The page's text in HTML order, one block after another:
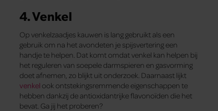
4. Venkel
Op venkelzaadjes kauwen is lang gebruikt als een
gebruik om na het avondeten je spijsvertering een
handje te helpen. Dat komt omdat venkel kan helpen bij
het reguleren van soepele darmspieren en gasvorming
doet afnemen, zo blijkt uit onderzoek. Daarnaast lijkt
venkel ook ontstekingsremmende eigenschappen te
hebben dankzij de antioxidantrijke flavonoïden die het
bevat. Ga jij het proberen?